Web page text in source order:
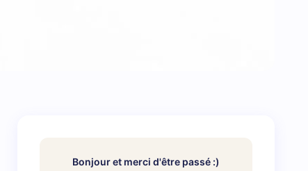
Bonjour et merci d'être passé :)